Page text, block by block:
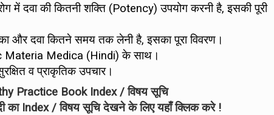
में दवा की कितनी शक्ति (Potency) उपयोग करनी है, इसकी पूरी
और दवा कितने समय तक लेनी है, इसका पूरा विवरण।
Materia Medica (Hindi) के साथ।
व प्राकृतिक उपचार।
Practice Book Index / विषय सूचि
का Index / विषय सूचि देखने के लिए यहाँ क्लिक करे !